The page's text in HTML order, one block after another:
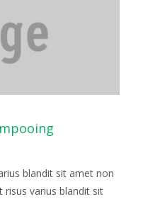
blandit sit amet non
risus varius blandit sit